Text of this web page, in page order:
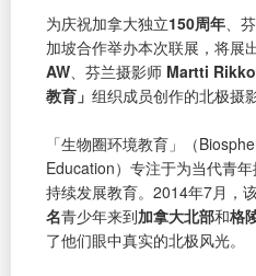
为庆祝加拿大独立150周年、
加坡合作举办本次联展，将展
AW、芬兰摄影师 Martti
教育」 组织成员创作的北极摄
「生物圈环境教育」（
Education）专注于为当代青
持续发展教育。2014年7月，
名青少年来到加拿大北部和格
了他们眼中真实的北极风光。